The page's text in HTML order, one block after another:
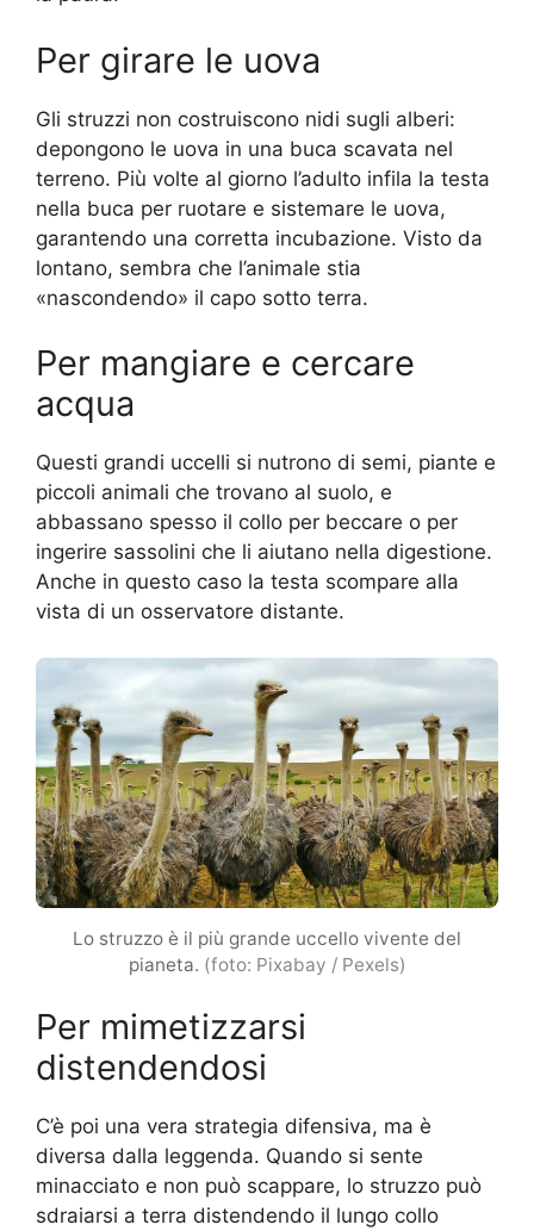
Per girare le uova
Gli struzzi non costruiscono nidi sugli alberi:
depongono le uova in una buca scavata nel
terreno. Più volte al giorno l’adulto infila la testa
nella buca per ruotare e sistemare le uova,
garantendo una corretta incubazione. Visto da
lontano, sembra che l’animale stia
«nascondendo» il capo sotto terra.
Per mangiare e cercare
acqua
Questi grandi uccelli si nutrono di semi, piante e
piccoli animali che trovano al suolo, e
abbassano spesso il collo per beccare o per
ingerire sassolini che li aiutano nella digestione.
Anche in questo caso la testa scompare alla
vista di un osservatore distante.
Lo struzzo è il più grande uccello vivente del
pianeta. (foto: Pixabay / Pexels)
Per mimetizzarsi
distendendosi
C’è poi una vera strategia difensiva, ma è
diversa dalla leggenda. Quando si sente
minacciato e non può scappare, lo struzzo può
sdraiarsi a terra distendendo il lungo collo